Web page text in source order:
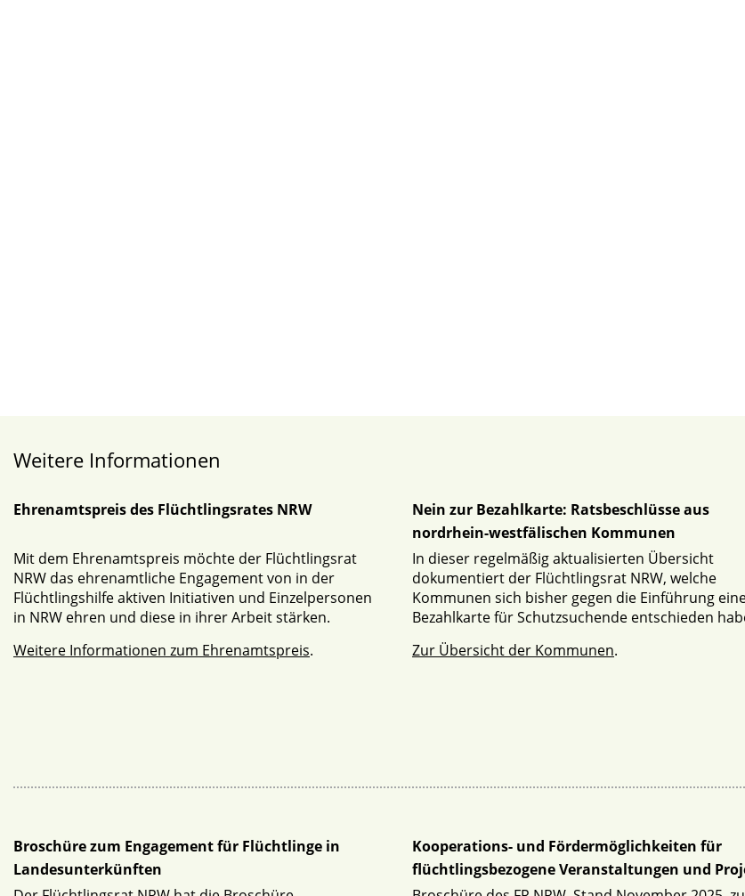
Weitere Informationen
Ehrenamtspreis des Flüchtlingsrates NRW
Mit dem Ehrenamtspreis möchte der Flüchtlingsrat
NRW das ehrenamtliche Engagement von in der
Flüchtlingshilfe aktiven Initiativen und Einzelpersonen
in NRW ehren und diese in ihrer Arbeit stärken.
Weitere Informationen zum Ehrenamtspreis.
Nein zur Bezahlkarte: Ratsbeschlüsse aus
nordrhein-westfälischen Kommunen
In dieser regelmäßig aktualisierten Übersicht
dokumentiert der Flüchtlingsrat NRW, welche
Kommunen sich bisher gegen die Einführung
Bezahlkarte für Schutzsuchende entschieden
Zur Übersicht der Kommunen.
Broschüre zum Engagement für Flüchtlinge in
Landesunterkünften
Kooperations- und Fördermöglichkeiten für
flüchtlingsbezogene Veranstaltungen und